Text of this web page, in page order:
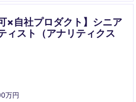
×自社プロダクト】シニア
ィスト（アナリティクス
万円